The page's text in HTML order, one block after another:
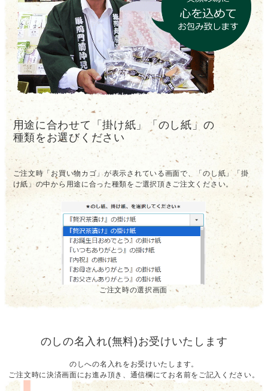
用途に合わせて「掛け紙」「のし紙」の
種類をお選びください
ご注文時「お買い物カゴ」が表示されている画面で、「のし紙」「掛
け紙」の中から用途に合った種類をご選択頂きご注文ください。
ご注文時の選択画面
のしの名入れ(無料)お受けいたします
のしへの名入れをお受けいたします。
ご注文時に決済画面にお進み頂き、通信欄にてお名前をご記入ください。